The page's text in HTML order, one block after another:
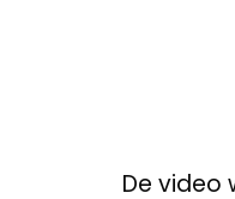
De video